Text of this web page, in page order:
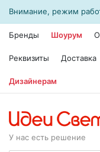
Внимание, режим
Бренды Шоурум
Реквизиты Доставка
Дизайнерам
У нас есть решение